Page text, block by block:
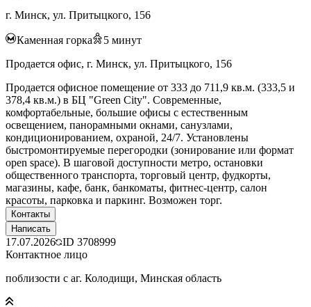
г. Минск, ул. Притыцкого, 156
Каменная горка 5 минут
Продается офис, г. Минск, ул. Притыцкого, 156
Продается офисное помещение от 333 до 711,9 кв.м. (333,5 и
378,4 кв.м.) в БЦ "Green City". Современные,
комфортабельные, большие офисы с естественным
освещением, панорамными окнами, санузлами,
кондиционированием, охраной, 24/7. Установлены
быстромонтируемые перегородки (зонирование или формат
open space). В шаговой доступности метро, остановки
общественного транспорта, торговый центр, фудкорты,
магазины, кафе, банк, банкоматы, фитнес-центр, салон
красоты, парковка и паркинг. Возможен торг.
Контакты
Написать
17.07.2026 ID 3708999
Контактное лицо
поблизости с аг. Колодищи, Минская область